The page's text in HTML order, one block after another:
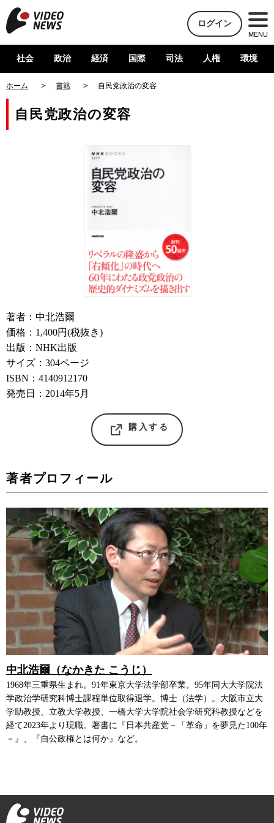
ログイン
MENU
社会 政治 経済 国際 司法 人権 環境
ホーム 書籍 自民党政治の変容
自民党政治の変容
著者：中北浩爾
価格：1,400円(税抜き)
出版：NHK出版
サイズ：304ページ
ISBN：4140912170
発売日：2014年5月
購入する
著者プロフィール
中北浩爾（なかきた こうじ）
1968年三重県生まれ。91年東京大学法学部卒業。95年同大大学院法
学政治学研究科博士課程単位取得退学。博士（法学）。大阪市立大
学助教授、立教大学教授、一橋大学大学院社会学研究科教授などを
経て2023年より現職。著書に『日本共産党－「革命」を夢見た100年
－』、『自公政権とは何か』など。